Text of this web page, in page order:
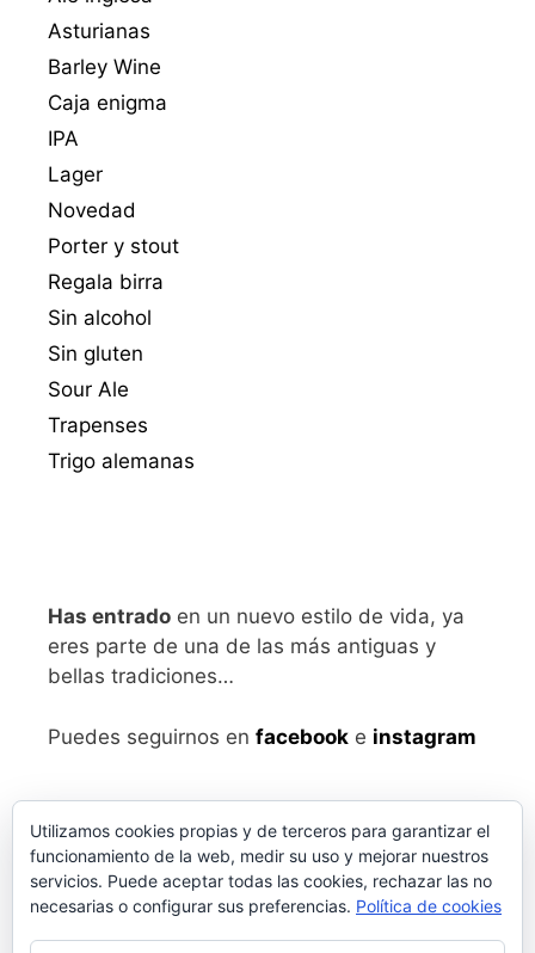
Asturianas
Barley Wine
Caja enigma
IPA
Lager
Novedad
Porter y stout
Regala birra
Sin alcohol
Sin gluten
Sour Ale
Trapenses
Trigo alemanas
Has entrado en un nuevo estilo de vida, ya
eres parte de una de las más antiguas y
bellas tradiciones…
Puedes seguirnos en facebook e instagram
Utilizamos cookies propias y de terceros para garantizar el
funcionamiento de la web, medir su uso y mejorar nuestros
servicios. Puede aceptar todas las cookies, rechazar las no
necesarias o configurar sus preferencias. Política de cookies